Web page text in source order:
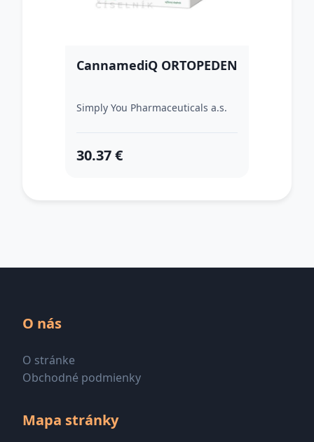
CannamediQ ORTOPEDEN
Simply You Pharmaceuticals a.s.
30.37 €
O nás
O stránke
Obchodné podmienky
Mapa stránky